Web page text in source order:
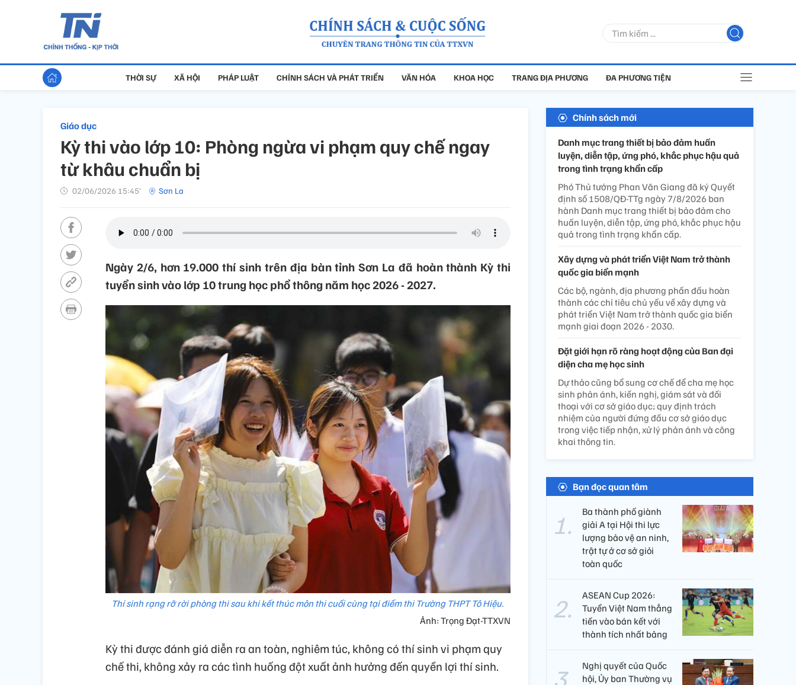
THỜI SỰ XÃ HỘI PHÁP LUẬT CHÍNH SÁCH VÀ PHÁT TRIỂN VĂN HÓA KHOA HỌC TRANG ĐỊA PHƯƠNG ĐA PHƯƠNG TIỆN
Giáo dục
Kỳ thi vào lớp 10: Phòng ngừa vi phạm quy chế ngay
từ khâu chuẩn bị
02/06/2026 15:45’ Sơn La
Ngày 2/6, hơn 19.000 thí sinh trên địa bàn tỉnh Sơn La đã hoàn thành Kỳ thi
tuyển sinh vào lớp 10 trung học phổ thông năm học 2026 - 2027.
Thí sinh rạng rỡ rời phòng thi sau khi kết thúc môn thi cuối cùng tại điểm thi Trường THPT Tô Hiệu.
Ảnh: Trọng Đạt-TTXVN
Kỳ thi được đánh giá diễn ra an toàn, nghiêm túc, không có thí sinh vi phạm quy
chế thi, không xảy ra các tình huống đột xuất ảnh hưởng đến quyền lợi thí sinh.
Chính sách mới
Danh mục trang thiết bị bảo đảm huấn
luyện, diễn tập, ứng phó, khắc phục hậu quả
trong tình trạng khẩn cấp
Phó Thủ tướng Phan Văn Giang đã ký Quyết
định số 1508/QĐ-TTg ngày 7/8/2026 ban
hành Danh mục trang thiết bị bảo đảm cho
huấn luyện, diễn tập, ứng phó, khắc phục hậu
quả trong tình trạng khẩn cấp.
Xây dựng và phát triển Việt Nam trở thành
quốc gia biển mạnh
Các bộ, ngành, địa phương phấn đấu hoàn
thành các chỉ tiêu chủ yếu về xây dựng và
phát triển Việt Nam trở thành quốc gia biển
mạnh giai đoạn 2026 - 2030.
Đặt giới hạn rõ ràng hoạt động của Ban đại
diện cha mẹ học sinh
Dự thảo cũng bổ sung cơ chế để cha mẹ học
sinh phản ánh, kiến nghị, giám sát và đối
thoại với cơ sở giáo dục; quy định trách
nhiệm của người đứng đầu cơ sở giáo dục
trong việc tiếp nhận, xử lý phản ánh và công
khai thông tin.
Bạn đọc quan tâm
Ba thành phố giành
giải A tại Hội thi lực
lượng bảo vệ an ninh,
trật tự ở cơ sở giỏi
toàn quốc
ASEAN Cup 2026:
Tuyển Việt Nam thẳng
tiến vào bán kết với
thành tích nhất bảng
Nghị quyết của Quốc
hội, Ủy ban Thường vụ